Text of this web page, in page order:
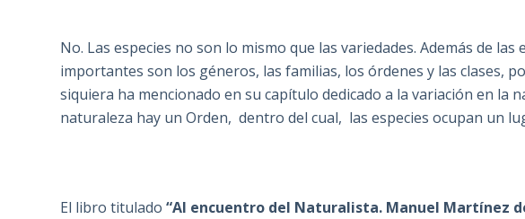
No. Las especies no son lo mismo que las variedades. Además de
importantes son los géneros, las familias, los órdenes y las clases,
siquiera ha mencionado en su capítulo dedicado a la variación en la
naturaleza hay un Orden, dentro del cual, las especies ocupan un
El libro titulado“Al encuentro del Naturalista. Manuel Martínez